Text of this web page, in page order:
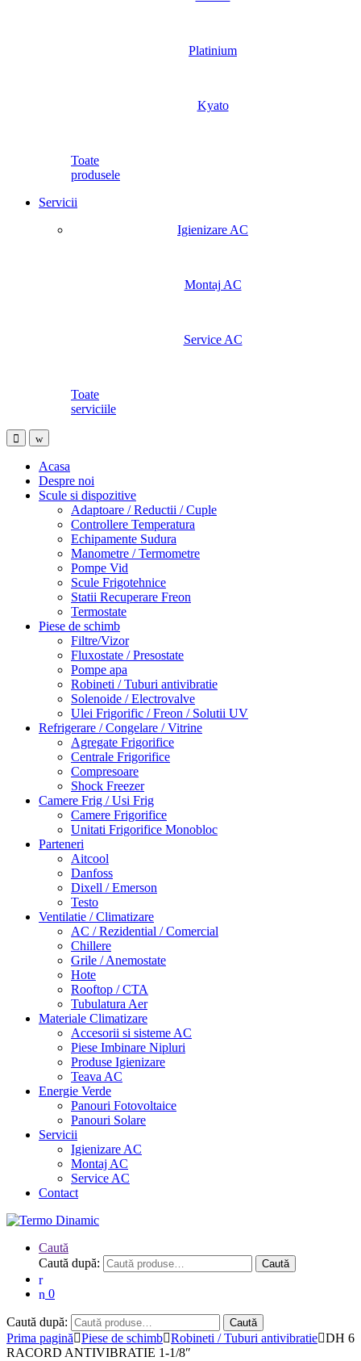
Platinium
Kyato
Toate
produsele
Servicii
Igienizare AC
Montaj AC
Service AC
Toate
serviciile
Acasa
Despre noi
Scule si dispozitive
Adaptoare / Reductii / Cuple
Controllere Temperatura
Echipamente Sudura
Manometre / Termometre
Pompe Vid
Scule Frigotehnice
Statii Recuperare Freon
Termostate
Piese de schimb
Filtre/Vizor
Fluxostate / Presostate
Pompe apa
Robineti / Tuburi antivibratie
Solenoide / Electrovalve
Ulei Frigorific / Freon / Solutii UV
Refrigerare / Congelare / Vitrine
Agregate Frigorifice
Centrale Frigorifice
Compresoare
Shock Freezer
Camere Frig / Usi Frig
Camere Frigorifice
Unitati Frigorifice Monobloc
Parteneri
Aitcool
Danfoss
Dixell / Emerson
Testo
Ventilatie / Climatizare
AC / Rezidential / Comercial
Chillere
Grile / Anemostate
Hote
Rooftop / CTA
Tubulatura Aer
Materiale Climatizare
Accesorii si sisteme AC
Piese Imbinare Nipluri
Produse Igienizare
Teava AC
Energie Verde
Panouri Fotovoltaice
Panouri Solare
Servicii
Igienizare AC
Montaj AC
Service AC
Contact
Caută
Caută după:
Caută
0
Caută după: Caută
Prima pagină Piese de schimb Robineti / Tuburi antivibratie DH 6
RACORD ANTIVIBRATIE 1-1/8″